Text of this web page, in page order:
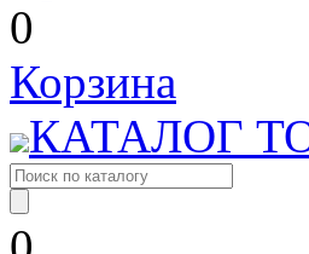
0
Корзина
КАТАЛОГ